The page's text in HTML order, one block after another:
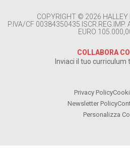
COPYRIGHT © 2026 HALLEY
P.IVA/CF 00384350435 ISCR.REG.IMP.
EURO
COLLABORA
Inviaci il tuo curriculum
Privacy Policy
Newsletter Policy
Personalizza